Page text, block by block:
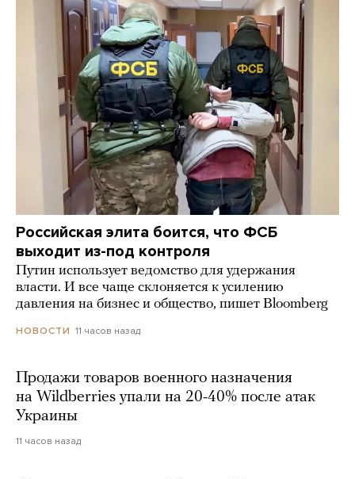
Российская элита боится, что ФСБ
выходит из-под контроля
Путин использует ведомство для удержания
власти. И все чаще склоняется к усилению
давления на бизнес и общество, пишет Bloomberg
НОВОСТИ 11 часов назад
Продажи товаров военного назначения
на Wildberries упали на 20-40% после атак
Украины
11 часов назад